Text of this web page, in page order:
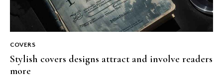
COVERS
Stylish covers designs attract and involve readers
more